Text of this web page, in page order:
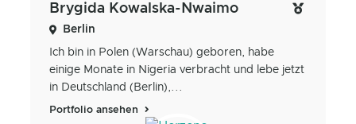
Brygida Kowalska-Nwaimo
Berlin
Ich bin in Polen (Warschau) geboren, habe
einige Monate in Nigeria verbracht und lebe jetzt
in Deutschland (Berlin),...
Portfolio ansehen